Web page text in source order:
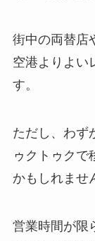
街中の両替店
空港よりよい
す。
ただし、わず
ゥクトゥクで
かもしれませ
営業時間が限